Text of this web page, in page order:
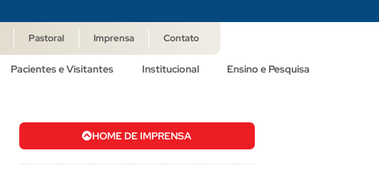
Pastoral Imprensa Contato
Pacientes e Visitantes Institucional Ensino e Pesquisa
HOME DE IMPRENSA